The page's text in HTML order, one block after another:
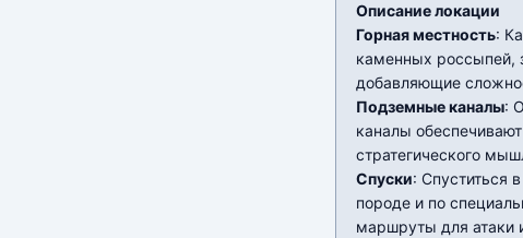
Описание локации
Горная местность:
каменных россыпей,
добавляющие
Подземные каналы:
каналы
стратегического
Спуски: Спуститься
породе и по
маршруты для атаки